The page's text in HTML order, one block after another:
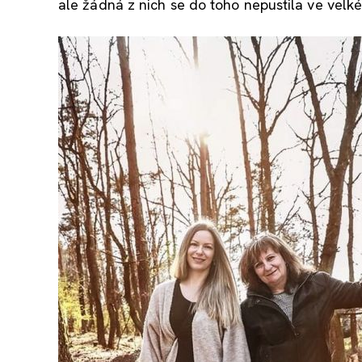
ale žádná z nich se do toho nepustila ve